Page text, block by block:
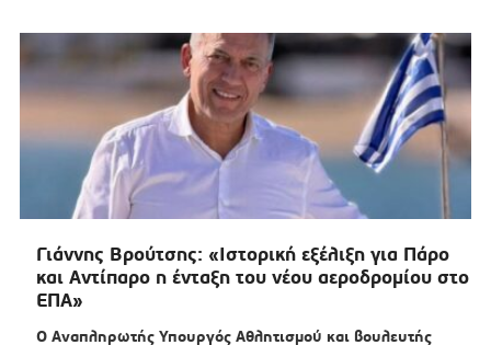
Γιάννης Βρούτσης: «Ιστορική εξέλιξη για Πάρο
και Αντίπαρο η ένταξη του νέου αεροδρομίου στο
ΕΠΑ»
Ο Αναπληρωτής Υπουργός Αθλητισμού και βουλευτής